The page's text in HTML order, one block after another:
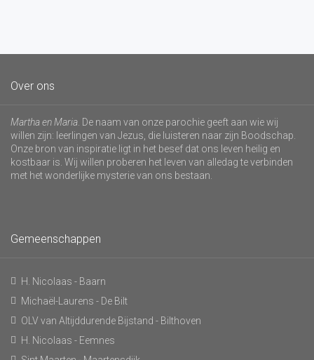
Over ons
Martha en Maria . De naam van onze parochie geeft aan wie wij
willen zijn: leerlingen van Jezus, die luisteren naar zijn Boodschap.
Onze bron van inspiratie ligt in het besef dat ons leven heilig en
kostbaar is. Wij willen proberen het leven van alledag te verbinden
met het wonderlijke mysterie van ons bestaan.
Gemeenschappen
H. Nicolaas - Baarn
Michaël-Laurens - De Bilt
OLV van Altijddurende Bijstand - Bilthoven
H. Nicolaas - Eemnes